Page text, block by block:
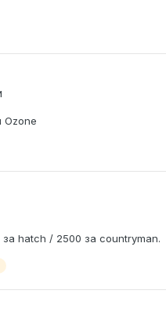
Ozone
hatch / 2500 за countryman.